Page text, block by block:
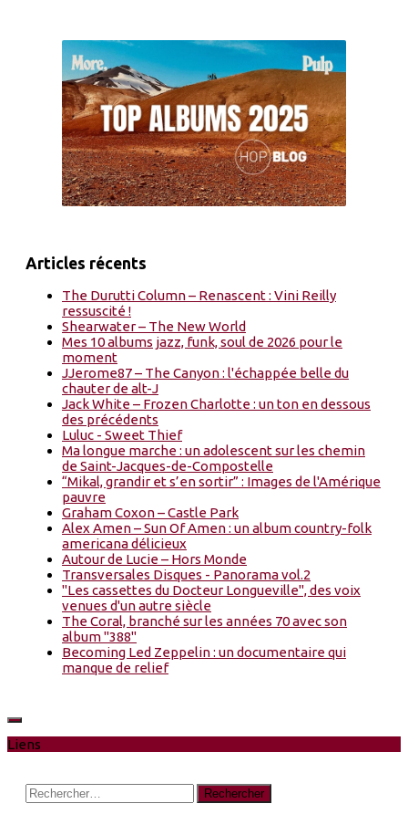
Articles récents
The Durutti Column – Renascent : Vini Reilly
ressuscité !
Shearwater – The New World
Mes 10 albums jazz, funk, soul de 2026 pour le
moment
JJerome87 – The Canyon : l'échappée belle du
chauter de alt-J
Jack White – Frozen Charlotte : un ton en dessous
des précédents
Luluc - Sweet Thief
Ma longue marche : un adolescent sur les chemin
de Saint-Jacques-de-Compostelle
“Mikal, grandir et s’en sortir” : Images de l'Amérique
pauvre
Graham Coxon – Castle Park
Alex Amen – Sun Of Amen : un album country-folk
americana délicieux
Autour de Lucie – Hors Monde
Transversales Disques - Panorama vol.2
"Les cassettes du Docteur Longueville", des voix
venues d'un autre siècle
The Coral, branché sur les années 70 avec son
album "388"
Becoming Led Zeppelin : un documentaire qui
manque de relief
Liens
Rechercher :